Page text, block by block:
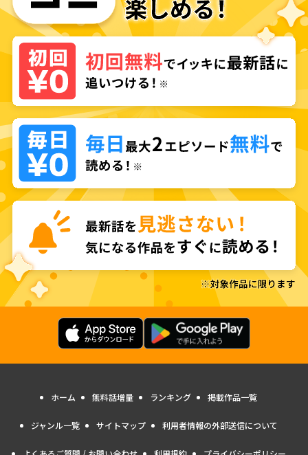
ホーム 無料話増量 ランキング 掲載作品一覧
ジャンル一覧 サイトマップ 利用者情報の外部送信について